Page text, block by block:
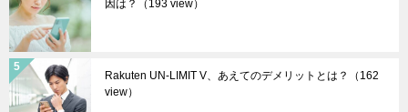
因は？
（193 view）
Rakuten UN-LIMIT V、あえてのデメリットとは？
（162
view）